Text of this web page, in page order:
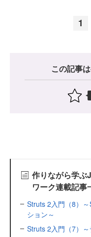
1
この記事
作りながら学ぶ
ワーク連載記事
Struts 2入門（8）
ション～
Struts 2入門（7）